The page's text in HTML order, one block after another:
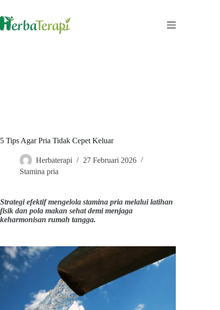
content
5 Tips Agar Pria Tidak Cepet Keluar
Herbaterapi
27 Februari 2026
Stamina pria
Strategi efektif mengelola stamina pria melalui latihan
fisik dan pola makan sehat demi menjaga
keharmonisan rumah tangga.